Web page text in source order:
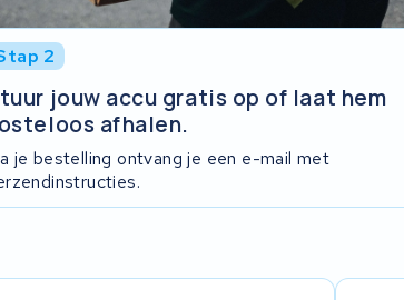
2
jouw accu gratis op of laat hem
afhalen.
je bestelling ontvang je een e-mail met